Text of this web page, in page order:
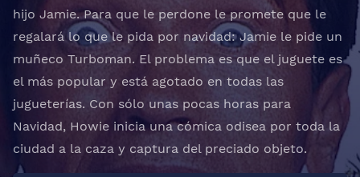
hijo Jamie. Para que le perdone le promete que le
regalará lo que le pida por navidad: Jamie le pide un
muñeco Turboman. El problema es que el juguete es
el más popular y está agotado en todas las
jugueterías. Con sólo unas pocas horas para
Navidad, Howie inicia una cómica odisea por toda la
ciudad a la caza y captura del preciado objeto.